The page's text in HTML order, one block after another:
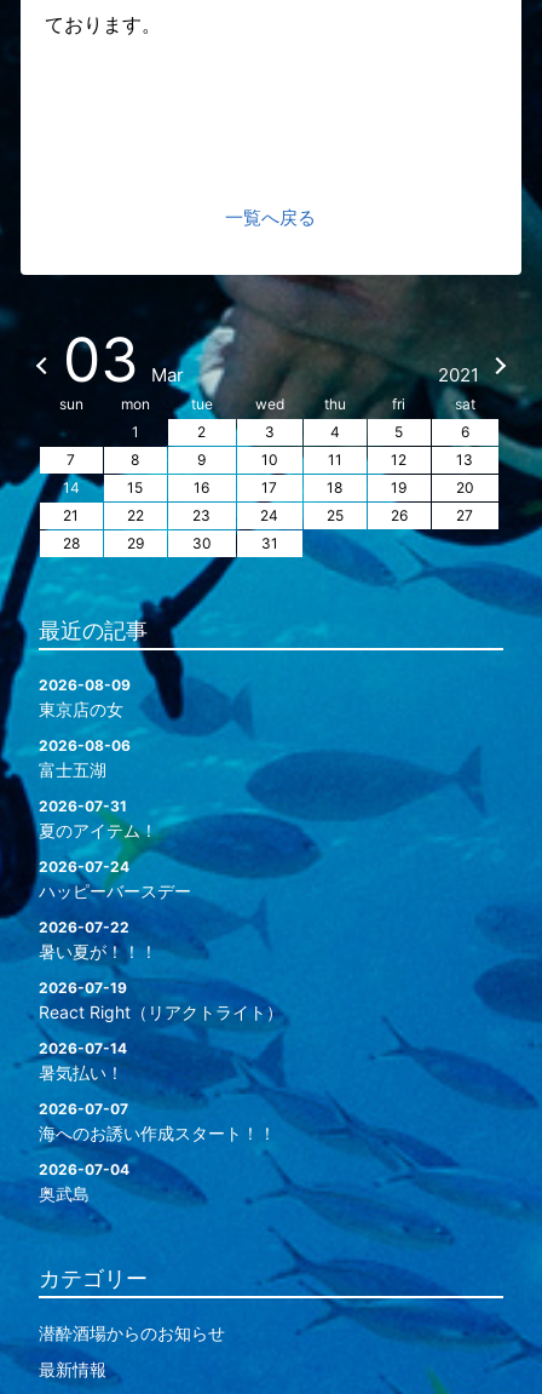
ております。
一覧へ戻る
03 Mar 2021
sun mon tue wed thu fri
sat
1
2 3 4 5
6
7
8 9 10 11 12
13
14
15 16 17 18 19
20
21
22 23 24 25 26
27
28
29 30 31
最近の記事
2026-08-09
東京店の女
2026-08-06
富士五湖
2026-07-31
夏のアイテム！
2026-07-24
ハッピーバースデー
2026-07-22
暑い夏が！！！
2026-07-19
React Right（リアクトライト）
2026-07-14
暑気払い！
2026-07-07
海へのお誘い作成スタート！！
2026-07-04
奥武島
カテゴリー
潜酔酒場からのお知らせ
最新情報